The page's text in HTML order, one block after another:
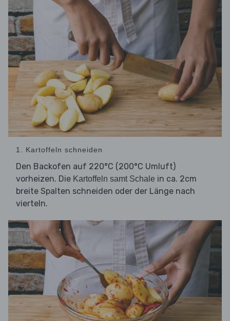
1. Kartoffeln schneiden
Den Backofen auf 220°C (200°C Umluft)
vorheizen. Die Kartoffeln samt Schale in ca. 2cm
breite Spalten schneiden oder der Länge nach
vierteln.